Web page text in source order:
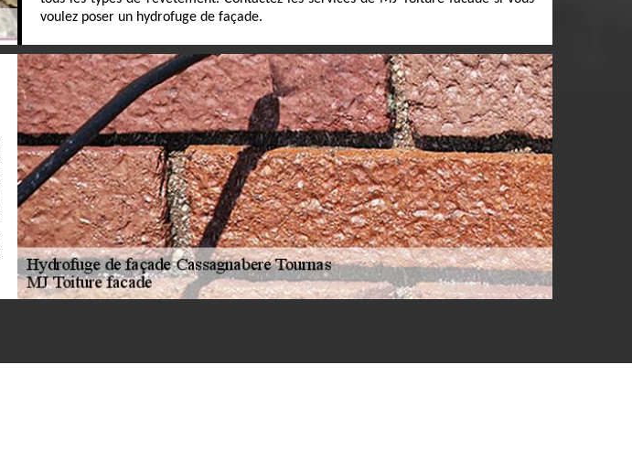
voulez poser un hydrofuge de façade.